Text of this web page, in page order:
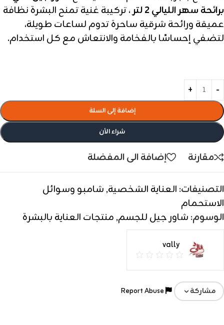
برائحة سهر الليالي 2 لتر
، تركيبة غنية تمنح البشرة نظافة
عميقة ورائحة شرقية ساحرة تدوم لساعات طويلة،
لتضفي إحساسًا بالفخامة والانتعاش مع كل استخدام.
إضافة إلى السلة
شراء الأن
مقارنة إضافة الى المفضلة
التصنيفات: العناية الشخصية, شامبو وسوائل
الاستحمام
الوسوم: شاور جيل للجسم, منتجات العناية بالبشرة
vally
مشاركة